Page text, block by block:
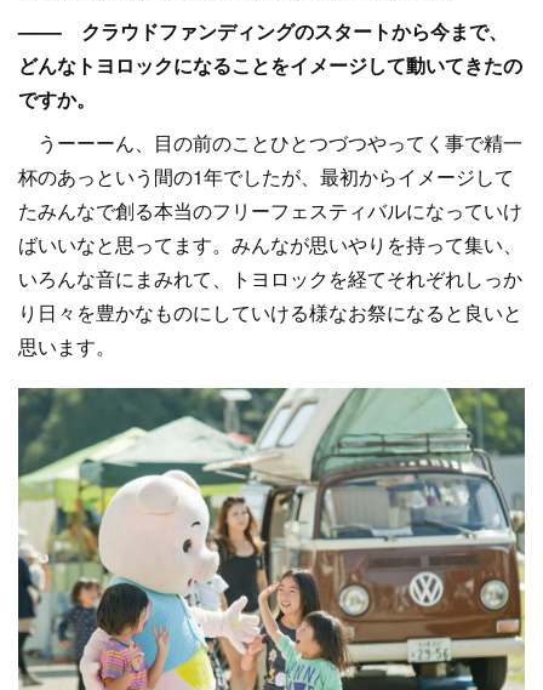
–––– クラウドファンディングのスタートから今まで、
どんなトヨロックになることをイメージして動いてきたの
ですか。
うーーーん、目の前のことひとつづつやってく事で精一
杯のあっという間の1年でしたが、最初からイメージして
たみんなで創る本当のフリーフェスティバルになっていけ
ばいいなと思ってます。みんなが思いやりを持って集い、
いろんな音にまみれて、トヨロックを経てそれぞれしっか
り日々を豊かなものにしていける様なお祭になると良いと
思います。